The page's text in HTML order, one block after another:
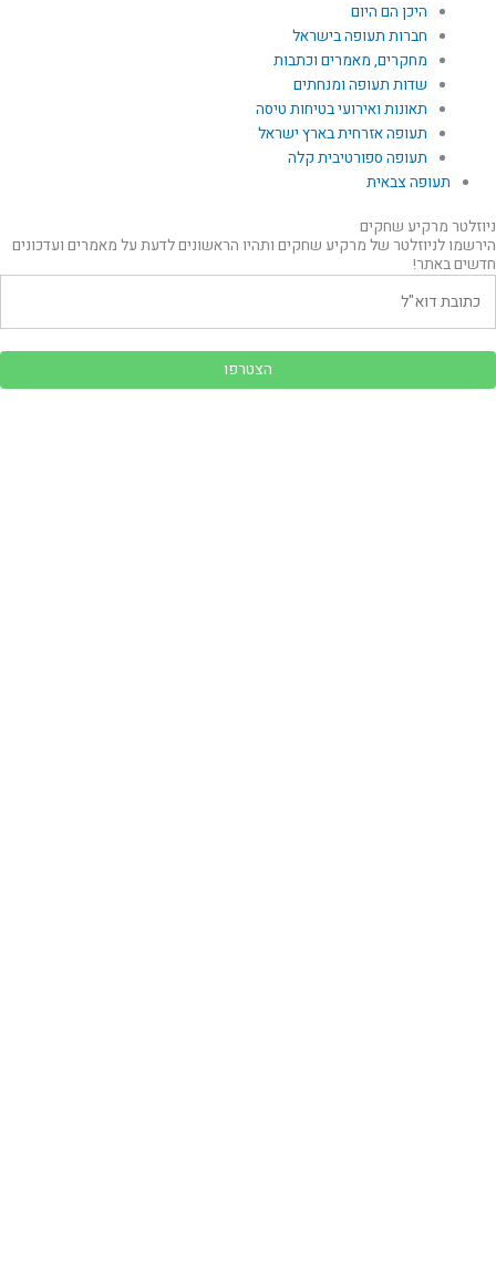
היכן הם היום
חברות תעופה בישראל
מחקרים, מאמרים וכתבות
שדות תעופה ומנחתים
תאונות ואירועי בטיחות טיסה
תעופה אזרחית בארץ ישראל
תעופה ספורטיבית קלה
תעופה צבאית
ניוזלטר מרקיע שחקים
הירשמו לניוזלטר של מרקיע שחקים ותהיו הראשונים לדעת על מאמרים ועדכונים
חדשים באתר!